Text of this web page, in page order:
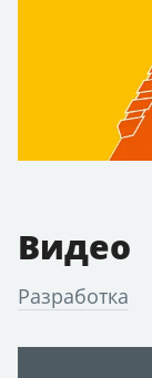
Видео
Разработка